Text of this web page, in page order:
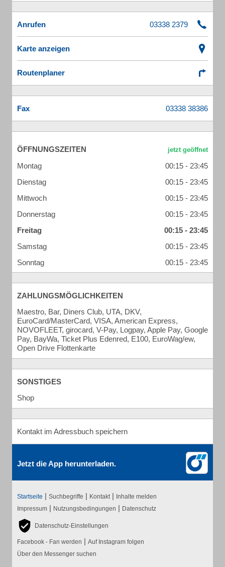
Anrufen
Karte anzeigen
Routenplaner
Fax
ÖFFNUNGSZEITEN
Montag
00:15 - 23:45
Dienstag
00:15 - 23:45
Mittwoch
00:15 - 23:45
Donnerstag
00:15 - 23:45
Freitag
00:15 - 23:45
Samstag
00:15 - 23:45
Sonntag
00:15 - 23:45
ZAHLUNGSMÖGLICHKEITEN
Maestro, Bar, Diners Club, UTA, DKV,
EuroCard/MasterCard, VISA, American Express,
NOVOFLEET, girocard, V-Pay, Logpay, Apple Pay, Google
Pay, BayWa, Ticket Plus Edenred, E100, EuroWag/ew,
Open Drive Flottenkarte
SONSTIGES
Shop
Kontakt im Adressbuch speichern
Jetzt die App herunterladen.
Startseite | Suchbegriffe | Kontakt | Inhalte melden
Impressum | Nutzungsbedingungen | Datenschutz
Datenschutz-Einstellungen
Facebook - Fan werden | Auf Instagram folgen
Über den Messenger suchen